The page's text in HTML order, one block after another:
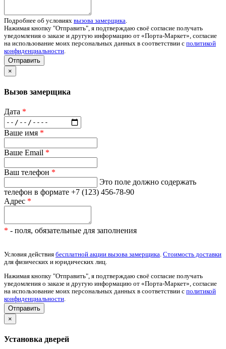
Подробнее об условиях вызова замерщика.
Нажимая кнопку "Отправить", я подтверждаю своё согласие получать
уведомления о заказе и другую информацию от «Порта-Маркет», согласие
на использование моих персональных данных в соответствии с политикой
конфиденциальности.
Отправить
×
Вызов замерщика
Дата *
Ваше имя *
Ваше Email *
Ваш телефон *
Это поле должно содержать
телефон в формате +7 (123) 456-78-90
Адрес *
* - поля, обязательные для заполнения
Условия действия бесплатной акции вызова замерщика Стоимость доставки
для физических и юридических лиц.
Нажимая кнопку "Отправить", я подтверждаю своё согласие получать
уведомления о заказе и другую информацию от «Порта-Маркет», согласие
на использование моих персональных данных в соответствии с политикой
конфиденциальности
×
Установка дверей